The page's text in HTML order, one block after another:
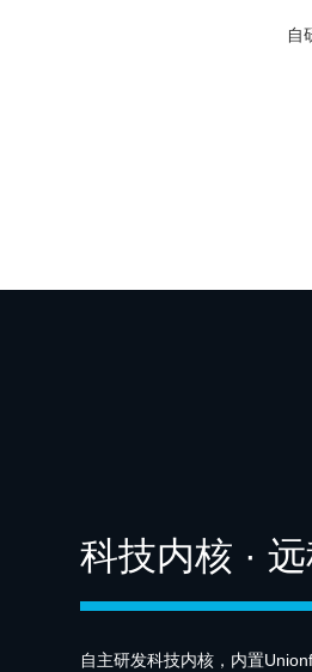
自
科技内核 ·
自主研发科技内核，内置